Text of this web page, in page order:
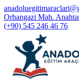
Orhangazi Mah.
(+90) 545 246 46 76